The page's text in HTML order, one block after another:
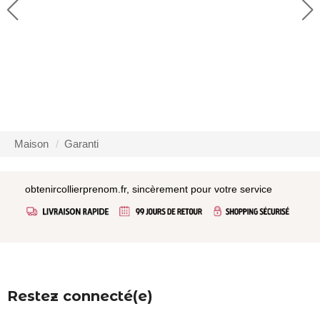
Maison Garanti
obtenircollierprenom.fr, sincèrement pour votre service
Restez connecté(e)